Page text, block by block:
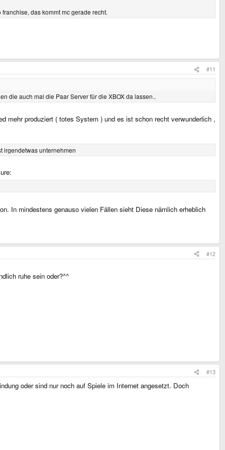
das kommt mc gerade recht.
#11
die auch mal die Paar Server für die XBOX da lassen..
mehr produziert ( totes System ) und es ist schon recht verwunderlich ,
irgendetwas unternehmen
In mindestens genauso vielen Fällen sieht Diese nämlich erheblich
#12
ruhe sein oder?^^
#13
oder sind nur noch auf Spiele im Internet angesetzt. Doch